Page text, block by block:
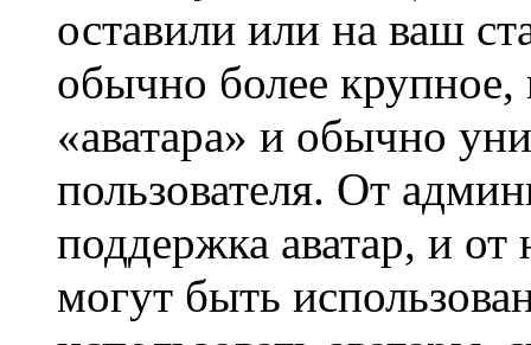
оставили или на ваш
обычно более крупное,
«аватара» и обычно
пользователя. От
поддержка аватар, и от
могут быть